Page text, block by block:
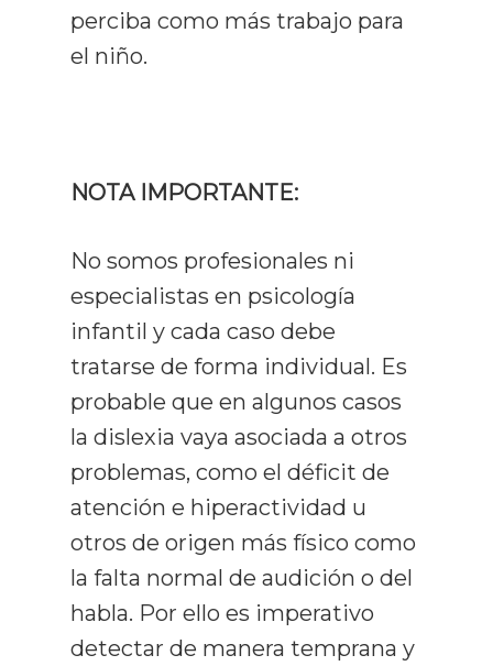
perciba como más trabajo para
el niño.
NOTA IMPORTANTE:
No somos profesionales ni
especialistas en psicología
infantil y cada caso debe
tratarse de forma individual. Es
probable que en algunos casos
la dislexia vaya asociada a otros
problemas, como el déficit de
atención e hiperactividad u
otros de origen más físico como
la falta normal de audición o del
habla. Por ello es imperativo
detectar de manera temprana y